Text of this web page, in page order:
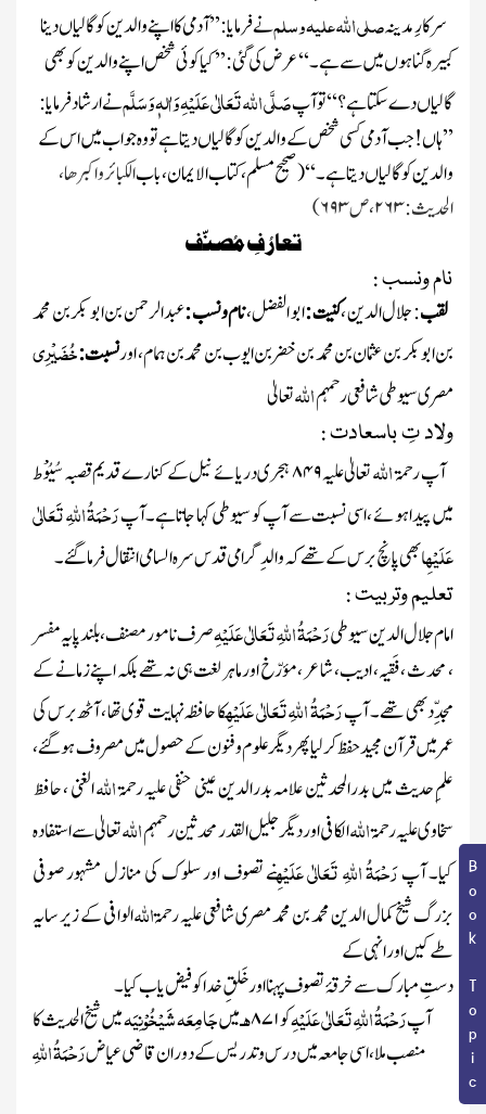
Book Topic
سرکارِمدینہصلی اللہ علیہ وسلمنے فرمایا : ’’آدمی کا اپنے والدین کو گالیاں دینا
کبیرہ گناہوں میں سے ہے۔ ‘‘ عرض کی گئی : ’’کیا کوئی شخص اپنے والدین کو بھی
گالیاں دے سکتاہے؟‘‘ تو آپصَلَّی اللہ تَعَالٰی عَلَیْہِ وَاٰلہٖ وَسَلَّمنے ارشاد فرمایا :
’’ہاں! جب آدمی کسی شخص کے والدین کو گالیاں دیتا ہے تو وہ جواب میں اس کے
والدین کو گالیاں دیتاہے۔ ‘‘(صحیح مسلم ، کتاب الایمان ، با بالکبائرواکبرھا ،
الحدیث :۲۶۳، ص۶۹۳)
تعارُفِ مُصنّف
نام ونسب :
لقب: جلال الدین ،کنیت :ابو الفضل ،نام ونسب :عبد الرحمن بن ابو بکر بن محمد
بن ابو بکر بن عثمان بن محمد بن خضر بن ایوب بن محمد بن ہمام ، اورنسبت :خُضَیْرِی
مصری سیوطی شافعیرحمہماللہتعالیٰ
ولاد تِ باسعادت :
آپرحمۃاللہتعالیٰ علیہ۸۴۹ہجری دریائے نیل کے کنارے قدیم قصبہ سُیُوْط
میں پیدا ہوئے ، اسی نسبت سے آپ کو سیوطی کہا جاتاہے۔ آپرَحْمَۃُ اللہِ تَعَالٰی
عَلَیْہِابھی پانچ برس کے تھے کہ والدِگرامیقدس سرہ السامیانتقال فرماگئے ۔
تعلیم وتربیت :
امام جلال الدین سیوطیرَحْمَۃُ اللہِ تَعَالٰی عَلَیْہِصرف نامور مصنف ، بلند پایہ مفسر
، محد ث ، فَقیہ ، ادیب ، شاعر ، مؤرّخ اورماہر لغت ہی نہ تھے بلکہ اپنے زمانے کے
مجدِّدبھی تھے ۔ آپرَحْمَۃُ اللہِ تَعَالٰی عَلَیْہِکا حافظہ نہایت قوی تھا ، آٹھ برس کی
عمرمیں قرآن مجیدحفظ کرلیاپھردیگر علوم وفنون کے حصول میں مصروف ہوگئے ،
علمِ حدیث میں بدرالمحدثین علامہ بدرالدین عینی حنفیعلیہ رحمۃاللہالغنی ،حافظ
سخاویعلیہ رحمۃاللہالکافیاور دیگرجلیل القدر محدثینرحمہماللہتعالیٰسے استفادہ
کیا۔ آپرَحْمَۃُ اللہِ تَعَالٰی عَلَیْہِنے تصوف اور سلوک کی منازل مشہور صوفی
بزرگ شیخ کمال الدین محمد بن محمد مصری شافعیعلیہ رحمۃاللہالوافیکے زیر سایہ
طے کیں اورانہی کے
دستِ مبارک سے خرقۂ تصوف پہنا او ر خَلقِ خدا کو فیض یاب کیا۔
آپرَحْمَۃُ اللہِ تَعَالٰی عَلَیْہِکو۸۷۱ہـمیںجَامِعَہ شَیْخُوْنِیَہمیں شیخ الحدیث کا
منصب ملا ، اسی جامعہ میں درس وتدریس کے دوران قاضی عیاضرَحْمَۃُ اللہِ